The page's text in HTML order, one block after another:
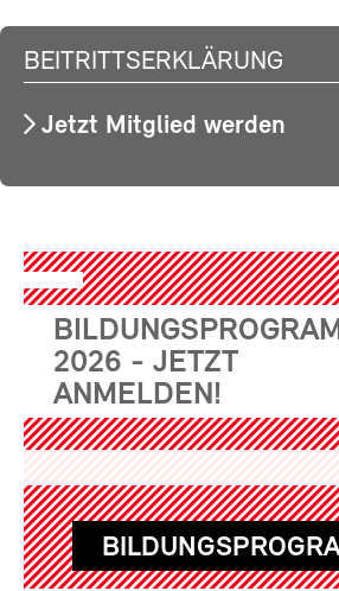
BEITRITTSERKLÄRUNG
Jetzt Mitglied werden
2026 - JETZT
ANMELDEN!